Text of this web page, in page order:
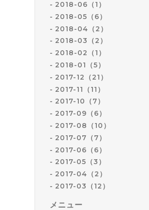
2018-06（1）
2018-05（6）
2018-04（2）
2018-03（2）
2018-02（1）
2018-01（5）
2017-12（21）
2017-11（11）
2017-10（7）
2017-09（6）
2017-08（10）
2017-07（7）
2017-06（6）
2017-05（3）
2017-04（2）
2017-03（12）
メニュー